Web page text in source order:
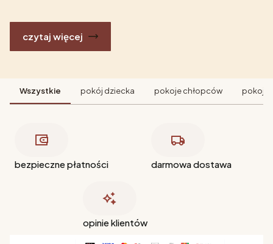
czytaj więcej
Wszystkie pokój dziecka pokoje chłopców pokoje
bezpieczne płatności darmowa dostawa
opinie klientów